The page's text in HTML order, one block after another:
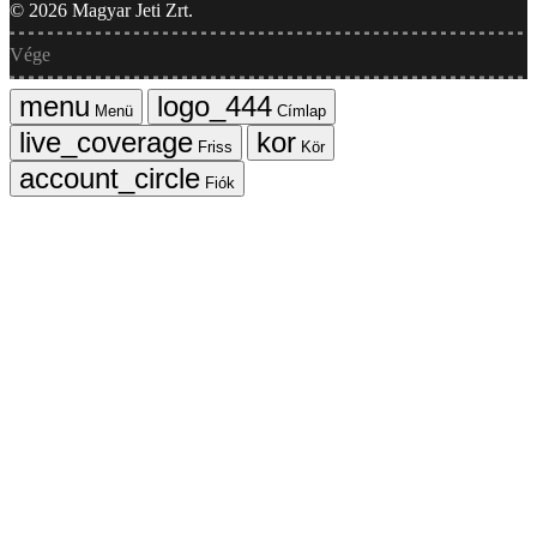
© 2026 Magyar Jeti Zrt.
Vége
Menü
Címlap
Friss
Kör
Fiók